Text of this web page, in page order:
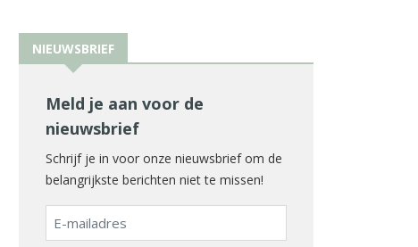
NIEUWSBRIEF
Meld je aan voor de
nieuwsbrief
Schrijf je in voor onze nieuwsbrief om de
belangrijkste berichten niet te missen!
E-
mailadres